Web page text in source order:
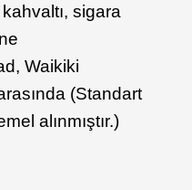
sigara
Waikiki
(Standart
alınmıştır.)